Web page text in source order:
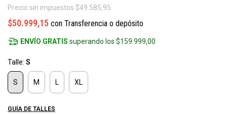
Precio sin impuestos $49.585,95
$50.999,15 con Transferencia o depósito
ENVÍO GRATIS superando los$159.999,00
Talle: S
S M L XL
GUÍA DE TALLES